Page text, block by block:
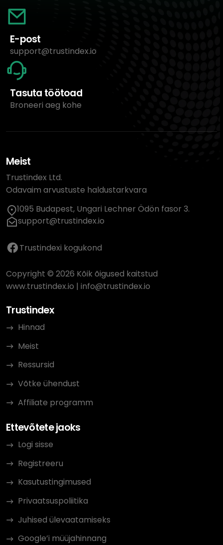
E-post
support@trustindex.io
Tasuta töötoad
Broneeri aeg kohe
Meist
Trustindex Ltd.
Odavaim arvustuste haldustarkvara
1095 Budapest, Ungari Lechner Ödön fasor 3.
support@trustindex.io
Trustindexi kogukond
Copyright © 2026 Kõik õigused kaitstud
www.trustindex.io | info@trustindex.io
Trustindex
Hinnad
Meist
Ressursid
Võtke ühendust
Affiliate programm
Ettevõtete jaoks
Logi sisse
Registreeru
Kasutustingimused
Privaatsuspoliitika
Juhised ülevaatamiseks
Google’i müüjahinnang